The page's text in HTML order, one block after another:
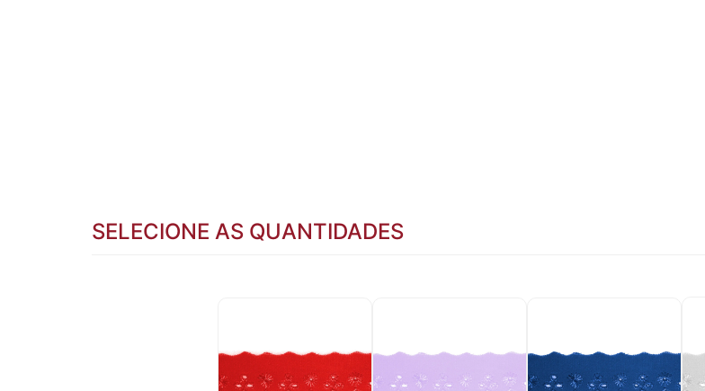
SELECIONE AS QUANTIDADES